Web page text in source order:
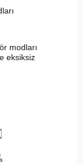
modları
eksiksiz